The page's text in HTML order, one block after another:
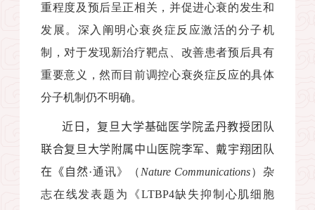
重程度及预后呈正相关，并促进心衰的发生和
发展。深入阐明心衰炎症反应激活的分子机
制，对于发现新治疗靶点、改善患者预后具有
重要意义，然而目前调控心衰炎症反应的具体
分子机制仍不明确。
近日 ，复旦大学基础医学院孟丹教授团队
联合复旦大学附属中山医院李军、戴宇翔团队
在《自然·通讯》（ Nature Communications）杂
志在线发表题为《LTBP4缺失抑制心肌细胞